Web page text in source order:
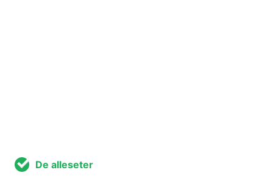
De alleseter